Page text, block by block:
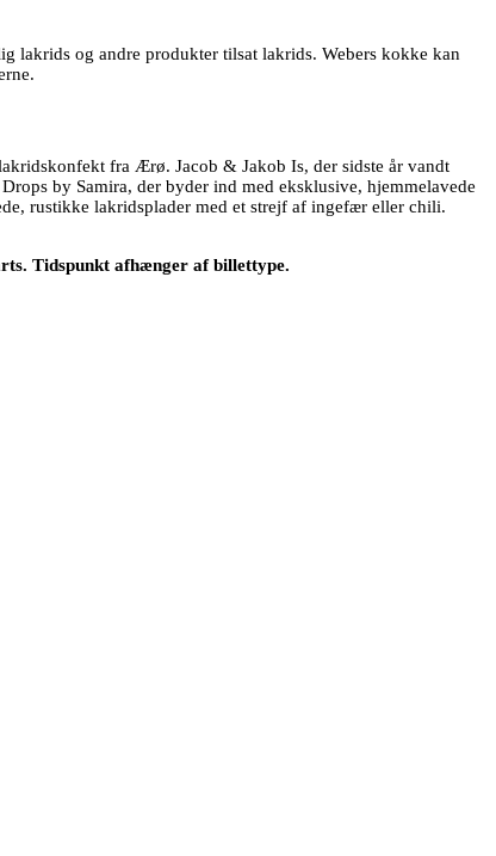
lakrids og andre produkter tilsat lakrids. Webers kokke kan
fra Ærø. Jacob & Jakob Is, der sidste år vandt
by Samira, der byder ind med eksklusive, hjemmelavede
rustikke lakridsplader med et strejf af ingefær eller chili.
Tidspunkt afhænger af billettype.